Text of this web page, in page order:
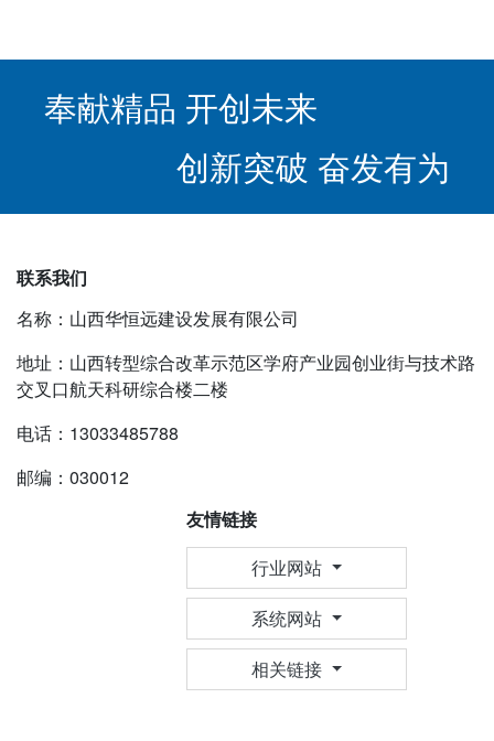
奉献精品 开创未来
创新突破 奋发有为
联系我们
名称：山西华恒远建设发展有限公司
地址：山西转型综合改革示范区学府产业园创业街与技术路
交叉口航天科研综合楼二楼
电话：13033485788
邮编：030012
友情链接
行业网站
系统网站
相关链接